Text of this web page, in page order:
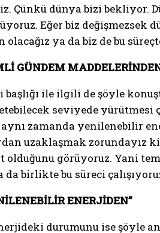
Çünkü dünya bizi bekliyor.
Eğer biz değişmezsek
ya da biz de bu
GÜNDEM
başlığı ile ilgili de şöyle
seviyede
zamanda yenilenebilir
uzaklaşmak zorundayız
görüyoruz. Yani
da birlikte bu süreci
ENERJİDEN”
durumunu ise şöyle